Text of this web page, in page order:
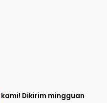
kami! Dikirim mingguan